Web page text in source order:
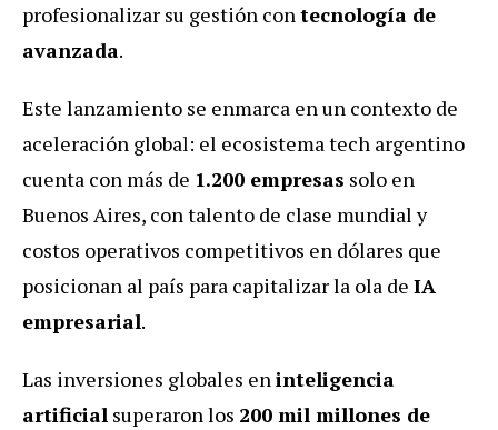
profesionalizar su gestión contecnología de
avanzada.
Este lanzamiento se enmarca en un contexto de
aceleración global: el ecosistema tech argentino
cuenta con más de 1.200 empresas solo en
Buenos Aires, con talento de clase mundial y
costos operativos competitivos en dólares que
posicionan al país para capitalizar la ola de IA
empresarial.
Las inversiones globales eninteligencia
artificial superaron los 200 mil millones de